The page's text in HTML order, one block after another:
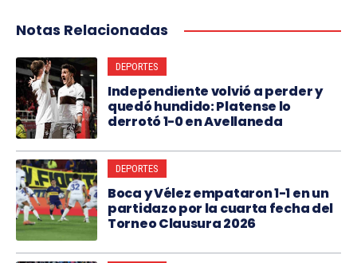
Notas Relacionadas
DEPORTES
Independiente volvió a perder y
quedó hundido: Platense lo
derrotó 1-0 en Avellaneda
DEPORTES
Boca y Vélez empataron 1-1 en un
partidazo por la cuarta fecha del
Torneo Clausura 2026